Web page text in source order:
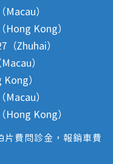
Macau）
Hong Kong）
（Zhuhai）
）
）
Macau）
Hong Kong）
片費問診金，報銷車費